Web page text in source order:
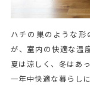
ハチの巣のような形
が、室内の快適な温
夏は涼しく、冬はあ
一年中快適な暮らし